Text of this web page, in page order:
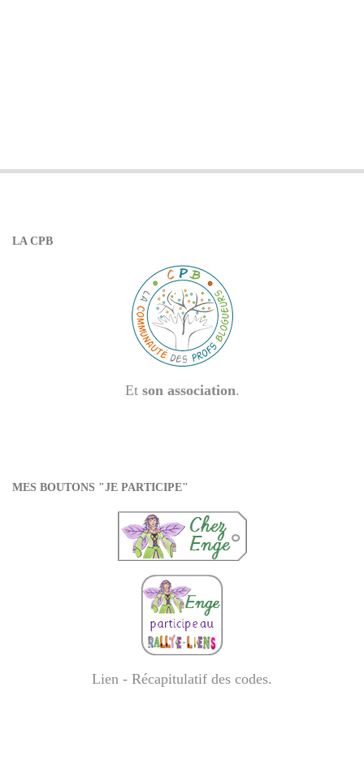
LA CPB
Et son association.
MES BOUTONS "JE PARTICIPE"
Lien - Récapitulatif des codes.